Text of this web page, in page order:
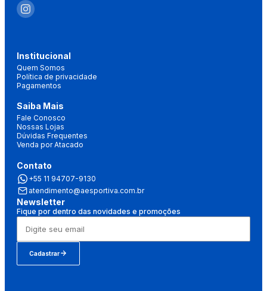
Institucional
Quem Somos
Política de privacidade
Pagamentos
Saiba Mais
Fale Conosco
Nossas Lojas
Dúvidas Frequentes
Venda por Atacado
Contato
+55 11 94707-9130
atendimento@aesportiva.com.br
Newsletter
Fique por dentro das novidades e promoções
Cadastrar